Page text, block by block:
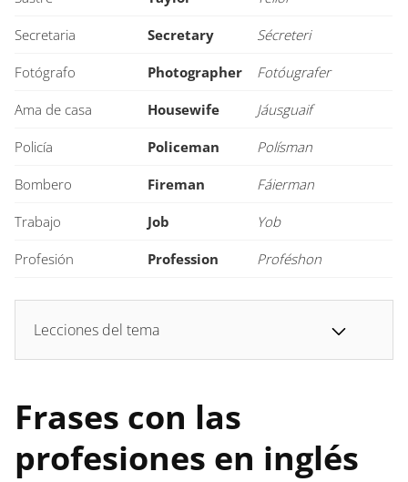
Secretaria Secretary Sécreteri
Fotógrafo Photographer Fotóugrafer
Ama de casa Housewife Jáusguaif
Policía Policeman Polísman
Bombero Fireman Fáierman
Trabajo Job Yob
Profesión Profession Proféshon
Lecciones del tema
Frases con las
profesiones en inglés